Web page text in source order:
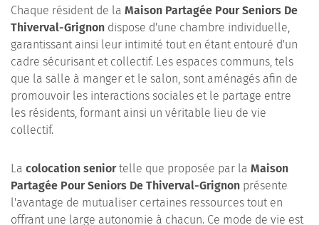
Chaque résident de la Maison Partagée Pour Seniors De
Thiverval-Grignon dispose d'une chambre individuelle,
garantissant ainsi leur intimité tout en étant entouré d'un
cadre sécurisant et collectif. Les espaces communs, tels
que la salle à manger et le salon, sont aménagés afin de
promouvoir les interactions sociales et le partage entre
les résidents, formant ainsi un véritable lieu de vie
collectif.
La colocation seniortelle que proposée par la Maison
Partagée Pour Seniors De Thiverval-Grignon présente
l'avantage de mutualiser certaines ressources tout en
offrant une large autonomie à chacun. Ce mode de vie est